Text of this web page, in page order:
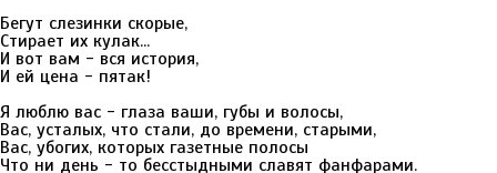
Бегут слезинки скорые,
Стирает их кулак...
И вот вам - вся история,
И ей цена - пятак!
Я люблю вас - глаза ваши, губы и волосы,
Вас, усталых, что стали, до времени, старыми,
Вас, убогих, которых газетные полосы
Что ни день - то бесстыдными славят фанфарами.